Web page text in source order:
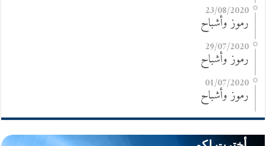
23/08/2020
رموز وأشباح
29/07/2020
رموز وأشباح
01/07/2020
رموز وأشباح